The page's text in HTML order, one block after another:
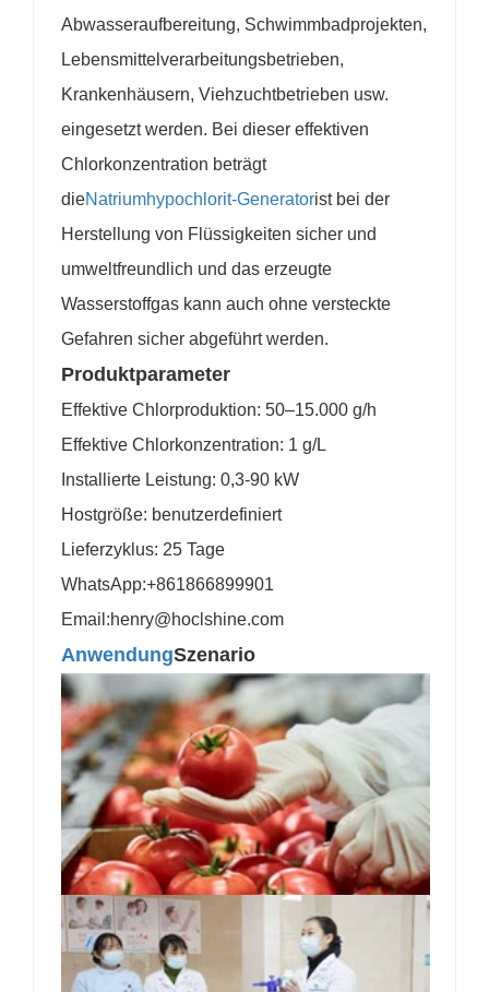
Abwasseraufbereitung, Schwimmbadprojekten,
Lebensmittelverarbeitungsbetrieben,
Krankenhäusern, Viehzuchtbetrieben usw.
eingesetzt werden. Bei dieser effektiven
Chlorkonzentration beträgt
dieNatriumhypochlorit-Generatorist bei der
Herstellung von Flüssigkeiten sicher und
umweltfreundlich und das erzeugte
Wasserstoffgas kann auch ohne versteckte
Gefahren sicher abgeführt werden.
Produktparameter
Effektive Chlorproduktion: 50–15.000 g/h
Effektive Chlorkonzentration: 1 g/L
Installierte Leistung: 0,3-90 kW
Hostgröße: benutzerdefiniert
Lieferzyklus: 25 Tage
WhatsApp:+861866899901
Email:henry@hoclshine.com
AnwendungSzenario